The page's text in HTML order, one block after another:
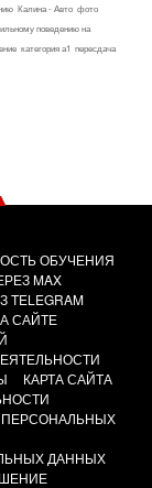
Калина - Авто фото
поведению на
категория а1 пересдача
ОБУЧЕНИЯ
MAX
САЙТЕ
КАРТА САЙТА
ПЕРСОНАЛЬНЫХ
ДАННЫХ